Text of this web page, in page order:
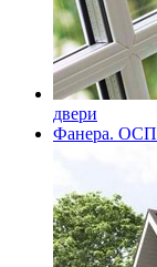
двери
Фанера.